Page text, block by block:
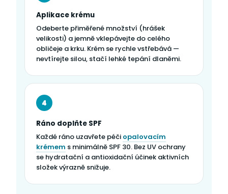
Aplikace krému
Odeberte přiměřené množství (hrášek
velikosti) a jemně vklepávejte do celého
obličeje a krku. Krém se rychle vstřebává —
nevtírejte silou, stačí lehké tepání dlaněmi.
4
Ráno doplňte SPF
Každé ráno uzavřete péči opalovacím
krémem s minimálně SPF 30. Bez UV ochrany
se hydratační a antioxidační účinek aktivních
složek výrazně snižuje.